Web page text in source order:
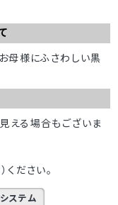
母様にふさわしい黒
える場合もございま
ださい。
ステム